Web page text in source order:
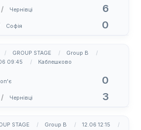
Чернівці 6
Софія 0
GROUP STAGE
Group B
09:45
Каблешково
0
Чернівці 3
STAGE Group B
12.06 12:15